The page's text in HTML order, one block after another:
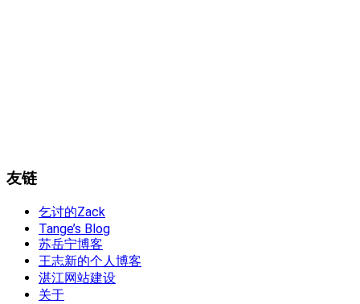
友链
乞讨的Zack
Tange’s Blog
苏岳宁博客
王志新的个人博客
湛江网站建设
关于